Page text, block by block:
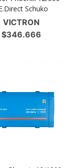
Schuko
VICTRON
$346.666